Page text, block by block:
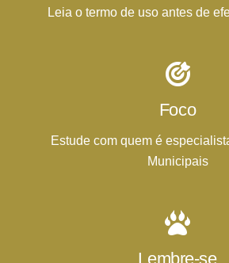
Leia o termo de uso antes de
Foco
Estude com quem é
Municipais
Lembre-se